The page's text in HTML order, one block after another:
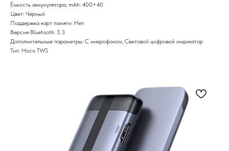
Ёмкость аккумулятора, mAh: 400+40
Цвет: Чёрный
Поддержка карт памяти: Нет
Версия Bluetooth: 5.3
Дополнительные параметры: С микрофоном, Световой цифровой индикатор
Тип: Hoco TWS